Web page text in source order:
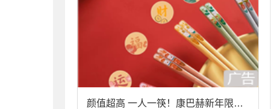
颜值超高 一人一筷！康巴赫新年限定